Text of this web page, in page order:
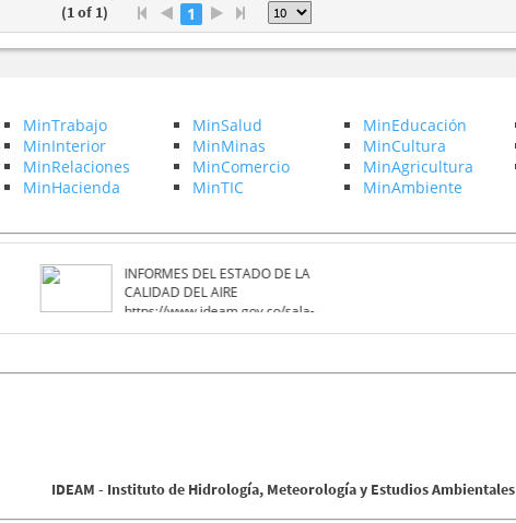
(1 of 1) 1
MinTrabajo
MinInterior
MinRelaciones
MinHacienda
MinSalud
MinMinas
MinComercio
MinTIC
MinEducación
MinCultura
MinAgricultura
MinAmbiente
INFORMES DEL ESTADO DE LA
CALIDAD DEL AIRE
https://www.ideam.gov.co/sala-
de-prensa/informes/Estado-de-la-
IDEAM - Instituto de Hidrología, Meteorología y Estudios Ambientales